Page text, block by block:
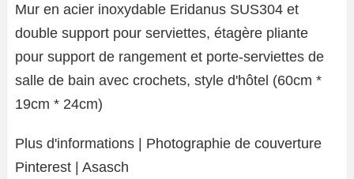
Mur en acier inoxydable Eridanus SUS304 et
double support pour serviettes, étagère pliante
pour support de rangement et porte-serviettes de
salle de bain avec crochets, style d'hôtel (60cm *
19cm * 24cm)
Plus d'informations | Photographie de couverture
Pinterest | Asasch